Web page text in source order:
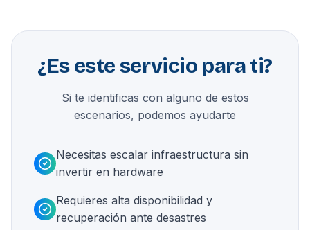
¿Es este servicio para ti?
Si te identificas con alguno de estos
escenarios, podemos ayudarte
Necesitas escalar infraestructura sin
invertir en hardware
Requieres alta disponibilidad y
recuperación ante desastres